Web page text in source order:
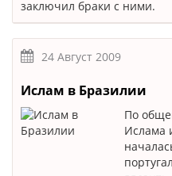
заключил браки с ними.
24 Август 2009
Ислам в Бразилии
По
Ислама